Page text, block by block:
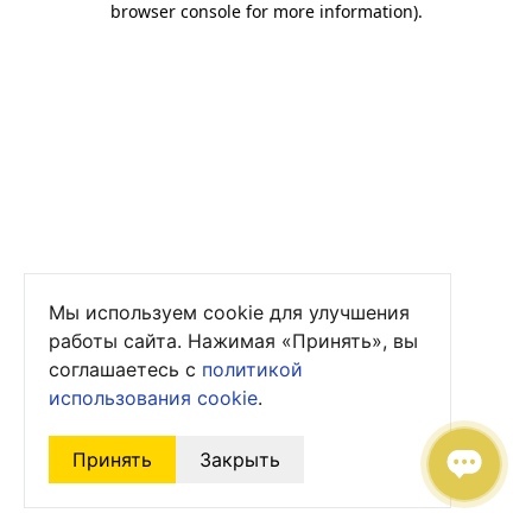
browser console for more information).
Мы используем cookie для улучшения
работы сайта. Нажимая «Принять», вы
соглашаетесь с политикой
использования cookie.
Принять Закрыть